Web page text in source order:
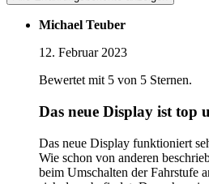
Michael Teuber
12. Februar 2023
Bewertet mit 5 von 5 Sternen.
Das neue Display ist top
Das neue Display funktioniert
Wie schon von anderen
beim Umschalten der Fahrstufe